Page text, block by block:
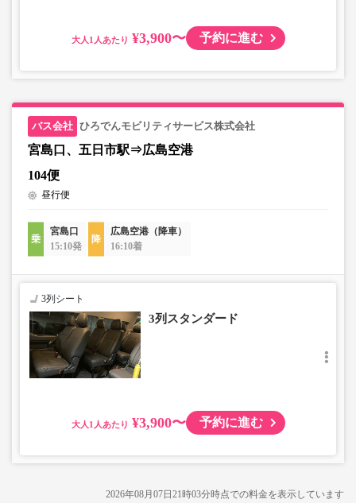
大人 ¥3,900〜 予約に進む
ひろでんモビリティサービス株式会社
宮島口、五日市駅⇒広島空港
104便
昼行便
宮島口
15:10発
広島空港（降車）
16:10着
3列シート
3列スタンダード
大人 ¥3,900〜 予約に進む
2026年08月07日21時03分時点での料金を表示しています